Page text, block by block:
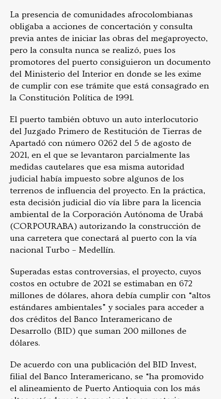
La presencia de comunidades afrocolombianas
obligaba a acciones de concertación y consulta
previa antes de iniciar las obras del megaproyecto,
pero la consulta nunca se realizó, pues los
promotores del puerto consiguieron un documento
del Ministerio del Interior en donde se les exime
de cumplir con ese trámite que está consagrado en
la Constitución Política de 1991.
El puerto también obtuvo un auto interlocutorio
del Juzgado Primero de Restitución de Tierras de
Apartadó con número 0262 del 5 de agosto de
2021, en el que se levantaron parcialmente las
medidas cautelares que esa misma autoridad
judicial había impuesto sobre algunos de los
terrenos de influencia del proyecto. En la práctica,
esta decisión judicial dio vía libre para la licencia
ambiental de la Corporación Autónoma de Urabá
(CORPOURABA) autorizando la construcción de
una carretera que conectará al puerto con la vía
nacional Turbo – Medellín.
Superadas estas controversias, el proyecto, cuyos
costos en octubre de 2021 se estimaban en 672
millones de dólares, ahora debía cumplir con “altos
estándares ambientales” y sociales para acceder a
dos créditos del Banco Interamericano de
Desarrollo (BID) que suman 200 millones de
dólares.
De acuerdo con una publicación del BID Invest,
filial del Banco Interamericano, se “ha promovido
el alineamiento de Puerto Antioquia con los más